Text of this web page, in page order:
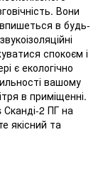
Вони
в будь-
спокоєм і
є екологічно
вашому
в приміщенні.
2 ПГ на
якісний та